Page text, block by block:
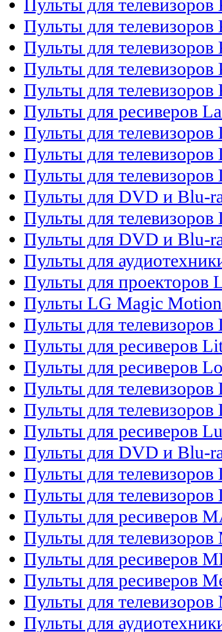
Пульты для телевизоров
Пульты для телевизоров
Пульты для телевизоров
Пульты для
Пульты для
Пульты для ресиверов
Пульты для телевизоров
Пульты для телевизоров
Пульты для телевизоров
Пульты для DVD и Blu-
Пульты для телевизоров
Пульты для DVD и Blu-
Пульты для
Пульты для проекторов
Пульты LG Magic Motion
Пульты для
Пульты для ресиверов
Пульты для ресиверов
Пульты для телевизоров
Пульты для
Пульты для ресиверов
Пульты для DVD и Blu-
Пульты для телевизоров
Пульты для телевизоров
Пульты для ресиверов
Пульты для телевизоров
Пульты для ресиверов
Пульты для ресиверов
Пульты для телевизоров
Пульты для